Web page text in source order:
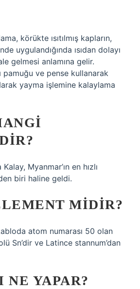
körükte ısıtılmış kapların,
uygulandığında ısıdan dolayı
gelmesi anlamına gelir.
pamuğu ve pense kullanarak
yayma işlemine kalaylama
Myanmar’ın en hızlı
biri haline geldi.
MIDIR?
atom numarası 50 olan
Sn’dir ve Latince stannum’dan
YAPAR?